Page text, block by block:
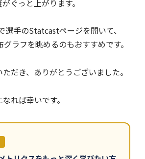
ぐっと上がります。
選手のStatcastページを開いて、
ラフを眺めるのもおすすめです。
だき、ありがとうございました。
れば幸いです。